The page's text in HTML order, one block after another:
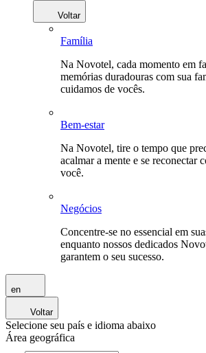
Voltar
Família
Na Novotel, cada momento em
memórias duradouras com sua
cuidamos de vocês.
Bem-estar
Na Novotel, tire o tempo que
acalmar a mente e se reconectar
você.
Negócios
Concentre-se no essencial em
enquanto nossos dedicados
garantem o seu sucesso.
en
Voltar
Selecione seu país e idioma abaixo
Área geográfica